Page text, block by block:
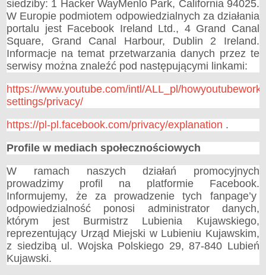
siedziby: 1 Hacker WayMenlo Park, California 94025.
W Europie podmiotem odpowiedzialnych za działania
portalu jest Facebook Ireland Ltd., 4 Grand Canal
Square, Grand Canal Harbour, Dublin 2 Ireland.
Informacje na temat przetwarzania danych przez te
serwisy można znaleźć pod następującymi linkami:
https://www.youtube.com/intl/ALL_pl/
settings/privacy/
https://pl-pl.facebook.com/privacy/explanation .
Profile w mediach społecznościowych
W ramach naszych działań promocyjnych
prowadzimy profil na platformie Facebook.
Informujemy, że za prowadzenie tych fanpage’y
odpowiedzialność ponosi administrator danych,
którym jest Burmistrz Lubienia Kujawskiego,
reprezentujący Urząd Miejski w Lubieniu Kujawskim,
z siedzibą ul. Wojska Polskiego 29, 87-840 Lubień
Kujawski.